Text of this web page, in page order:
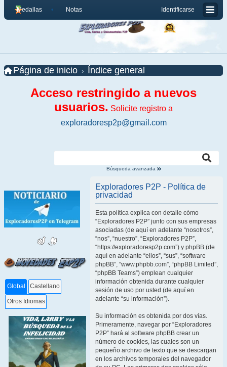
Identificarse
Medallas Notas
Página de inicio Índice general
Acceso restringido a nuevos
usuarios. Solicite registro a
exploradoresp2p@gmail.com
Búsqueda avanzada
Global Castellano
Otros Idiomas
Exploradores P2P - Política de
privacidad
Esta política explica con detalle cómo
“Exploradores P2P” junto con sus empresas
asociadas (de aquí en adelante “nosotros”,
“nos”, “nuestro”, “Exploradores P2P”,
“https://exploradoresp2p.com”) y phpBB (de
aquí en adelante “ellos”, “sus”, “software
phpBB”, “www.phpbb.com”, “phpBB Limited”,
“phpBB Teams”) emplean cualquier
información obtenida durante cualquier
sesión de uso por usted (de aquí en
adelante “su información”).
Su información es obtenida por dos vías.
Primeramente, navegar por “Exploradores
P2P” hará al software phpBB crear un
número de cookies, las cuales son un
pequeño archivo de texto que se descargan
en los archivos temporales del navegador